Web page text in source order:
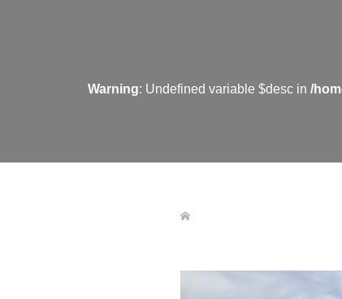
Warning: Undefined variable $desc in /